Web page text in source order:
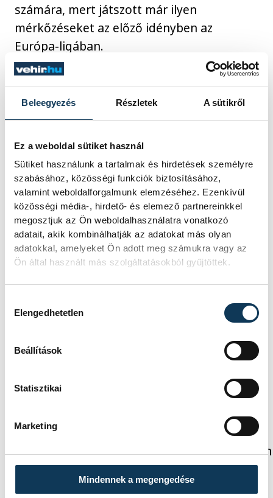
Beleegyezés Részletek A sütikről
Ez a weboldal sütiket használ
Sütiket használunk a tartalmak és hirdetések személyre
szabásához, közösségi funkciók biztosításához,
valamint weboldalforgalmunk elemzéséhez. Ezenkívül
közösségi média-, hirdető- és elemező partnereinkkel
megosztjuk az Ön weboldalhasználatra vonatkozó
adatait, akik kombinálhatják az adatokat más olyan
adatokkal, amelyeket Ön adott meg számukra vagy az
Ön által használt más szolgáltatásokból gyűjtöttek.
Elengedhetetlen
Beállítások
Statisztikai
Marketing
Mindennek a megengedése
számára, mert játszott már ilyen
mérkőzéseket az előző idényben az
Európa-ligában.
"Egy pillanatra nincs megállás, egyből
visszük fel a labdát, ahogyan az ellenfél is.
Amikor egy védő nem figyel, azt egyből
kihasználják, tehát védekezésben sem
lehet pihenni" - mondta.
A Créteil három vereséggel kezdte a
francia bajnokságot, legközelebb pedig -
pénteken - az USAM Nimes Gard ellen
játszik, de ezen a találkozón Stranigg még
Stranigg János
vehir.hu
FOTÓS
Baumann
Béla